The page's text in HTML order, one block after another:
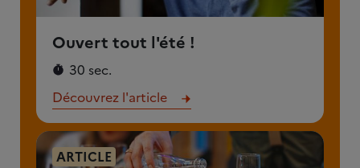
Ouvert tout l'été !
30 sec.
Découvrez l'article
ARTICLE